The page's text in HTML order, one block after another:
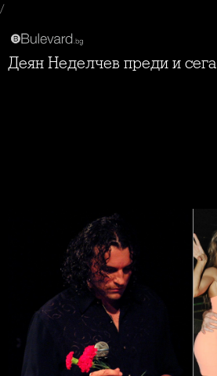
/
Деян Неделчев преди и сега